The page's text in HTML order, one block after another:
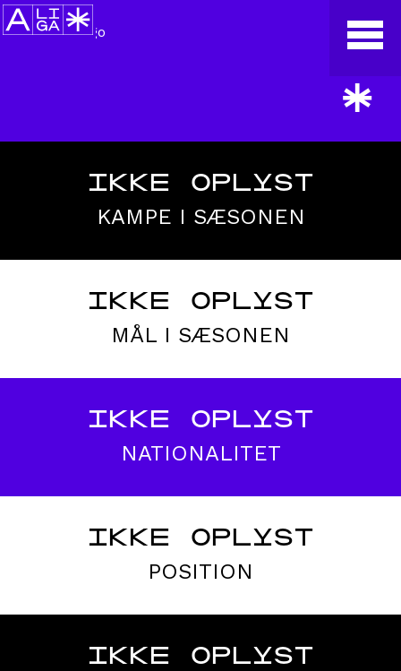
*
IKKE OPLYST
KAMPE I SÆSONEN
IKKE OPLYST
MÅL I SÆSONEN
IKKE OPLYST
NATIONALITET
IKKE OPLYST
POSITION
IKKE OPLYST